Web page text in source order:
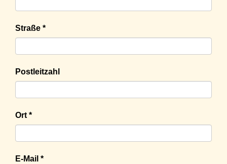
Straße *
Postleitzahl
Ort *
E-Mail *